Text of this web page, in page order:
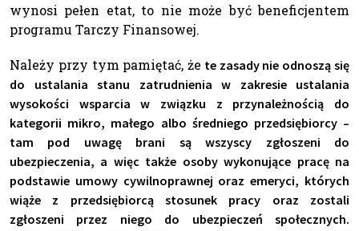
wynosi pełen etat, to nie może być beneficjentem
programu Tarczy Finansowej.
Należy przy tym pamiętać, że te zasady nie odnoszą się
do ustalania stanu zatrudnienia w zakresie ustalania
wysokości wsparcia w związku z przynależnością do
kategorii mikro, małego albo średniego przedsiębiorcy –
tam pod uwagę brani są wszyscy zgłoszeni do
ubezpieczenia, a więc także osoby wykonujące pracę na
podstawie umowy cywilnoprawnej oraz emeryci, których
wiąże z przedsiębiorcą stosunek pracy oraz zostali
zgłoszeni przez niego do ubezpieczeń społecznych.